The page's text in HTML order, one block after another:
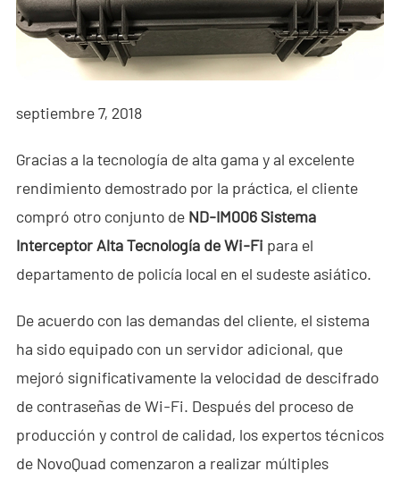
- - - ND-BR001 Radar de Detección de Drones
- - - ND-BR014 Radar de Detección de Drones
- - - ND-BD002 Jammer Direccional Anti-Dron
- - - ND-BD008 Jammer Direccional Anti-Dron de Banda
- - - ND-BD018 Jammer Direccional Anti-Dron de Banda
- - Cámara Anti-Dron
- - Detector RF Anti-Dron
septiembre 7, 2018
Gracias a la tecnología de alta gama y al excelente
rendimiento demostrado por la práctica, el cliente
compró otro conjunto de ND-IM006 Sistema
Interceptor Alta Tecnología de Wi-Fi para el
departamento de policía local en el sudeste asiático.
De acuerdo con las demandas del cliente, el sistema
ha sido equipado con un servidor adicional, que
mejoró significativamente la velocidad de descifrado
de contraseñas de Wi-Fi. Después del proceso de
producción y control de calidad, los expertos técnicos
de NovoQuad comenzaron a realizar múltiples